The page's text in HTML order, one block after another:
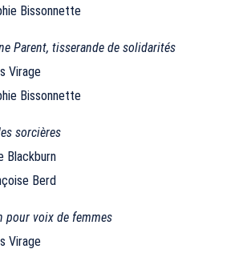
Bissonnette
Parent, tisserande de solidarités
Virage
Bissonnette
sorcières
Blackburn
Berd
pour voix de femmes
Virage